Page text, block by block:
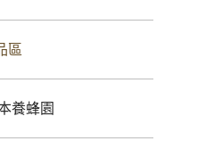
區
養蜂園